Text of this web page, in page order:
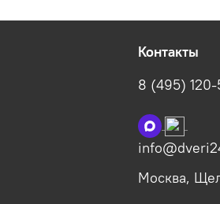
Контакты
8 (495)
Москва,